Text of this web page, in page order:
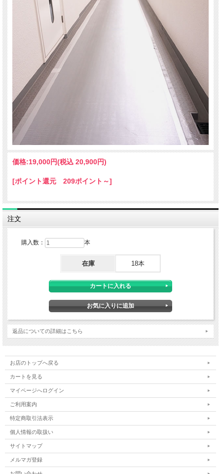
価格:19,000円(税込 20,900円)
[ポイント還元 209ポイント～]
注文
購入数： 本
在庫 18本
返品についての詳細はこちら
お店のトップへ戻る
カートを見る
マイページへログイン
ご利用案内
特定商取引法表示
個人情報の取扱い
サイトマップ
メルマガ登録